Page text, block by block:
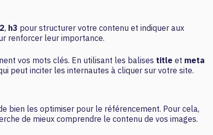
, h3 pour structurer votre contenu et indiquer aux
renforcer leur importance.
vos mots clés. En utilisant les balises title et meta
peut inciter les internautes à cliquer sur votre site.
bien les optimiser pour le référencement. Pour cela,
de mieux comprendre le contenu de vos images.